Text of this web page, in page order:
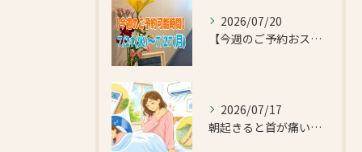
2026/07/20
【今週のご予約おススメ時間のご案内】2026/7/21(火)~7/27(月)
2026/07/17
朝起きると首が痛い…エアコンの冷えで首肩こりと足のだるさが気になったお客様｜半蔵門 首肩リフレッシュ整体院